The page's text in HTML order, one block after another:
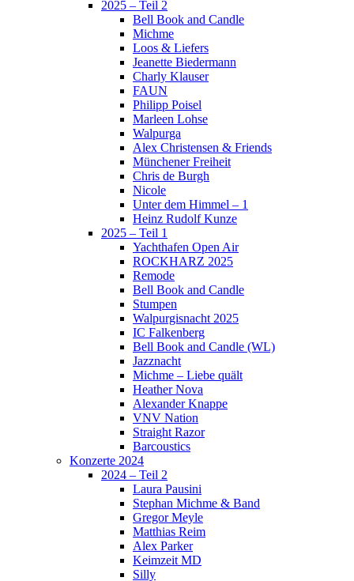
2025 – Teil 2
Bell Book and Candle
Michme
Loos & Liefers
Jeanette Biedermann
Charly Klauser
FAUN
Philipp Poisel
Marleen Lohse
Walpurga
Alex Christensen & Friends
Münchener Freiheit
Chris de Burgh
Nicole
Unter dem Himmel – 1
Heinz Rudolf Kunze
2025 – Teil 1
Yachthafen Open Air
ROCKHARZ 2025
Remode
Bell Book and Candle
Stumpen
Walpurgisnacht 2025
IC Falkenberg
Bell Book and Candle (WL)
Jazznacht
Michme – Liebe quält
Heather Nova
Alexander Knappe
VNV Nation
Straight Razor
Barcoustics
Konzerte 2024
2024 – Teil 2
Laura Pausini
Stephan Michme & Band
Gregor Meyle
Matthias Reim
Alex Parker
Keimzeit MD
Silly